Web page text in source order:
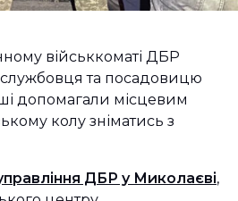
військкоматі ДБР
та посадовицю
допомагали місцевим
колу зніматись з
ДБР у Миколаєві,